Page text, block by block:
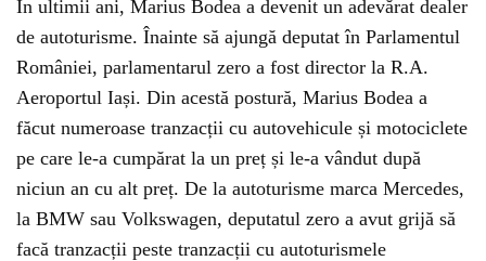
În ultimii ani, Marius Bodea a devenit un adevărat dealer
de autoturisme. Înainte să ajungă deputat în Parlamentul
României, parlamentarul zero a fost director la R.A.
Aeroportul Iași. Din acestă postură, Marius Bodea a
făcut numeroase tranzacții cu autovehicule și motociclete
pe care le-a cumpărat la un preț și le-a vândut după
niciun an cu alt preț. De la autoturisme marca Mercedes,
la BMW sau Volkswagen, deputatul zero a avut grijă să
facă tranzacții peste tranzacții cu autoturismele